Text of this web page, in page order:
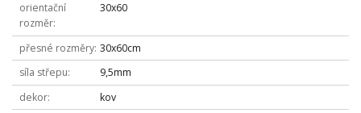
orientační
rozměr
30x60
přesné rozměry 30x60cm
síla střepu
9,5mm
dekor
kov